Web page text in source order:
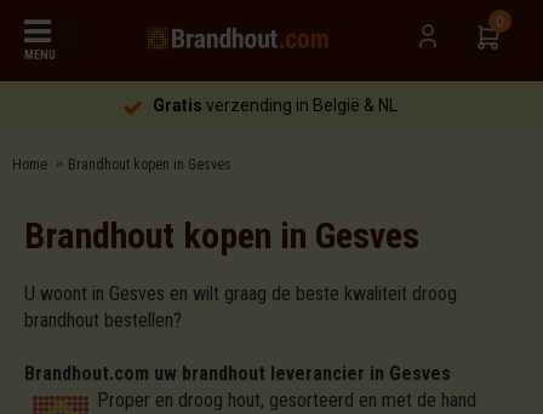
MENU
0
Gratis verzending in België & NL
Home Brandhout kopen in Gesves
Brandhout kopen in Gesves
U woont in Gesves en wilt graag de beste kwaliteit droog
brandhout bestellen?
Brandhout.com uw brandhout leverancier in Gesves
Proper en droog hout, gesorteerd en met de hand